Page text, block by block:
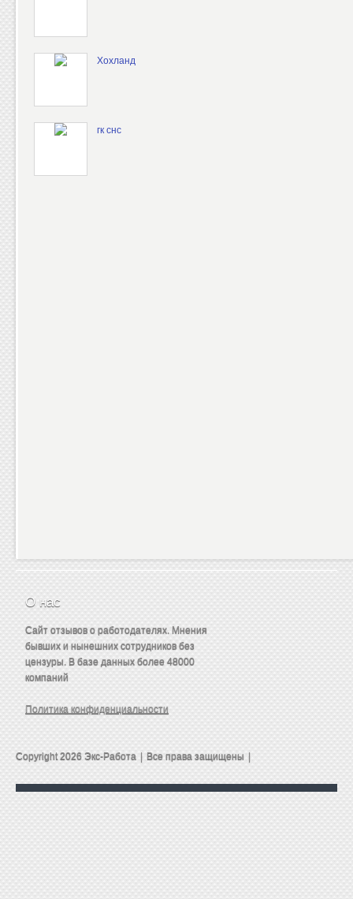
Хохланд
гк снс
О нас
Сайт отзывов о работодателях. Мнения
бывших и нынешних сотрудников без
цензуры. В базе данных более 48000
компаний
Политика конфиденциальности
Copyright 2026 Экс-Работа | Все права защищены |